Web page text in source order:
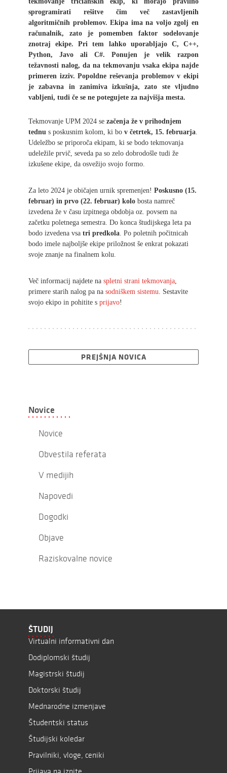
sprogramirati rešitve čim več zastavljenih
algoritmičnih problemov. Ekipa ima na voljo zgolj en
računalnik, zato je pomemben faktor sodelovanje
znotraj ekipe. Pri tem lahko uporabljajo C, C++,
Python, Javo ali C#. Ponujen je velik razpon
težavnosti nalog, da na tekmovanju vsaka ekipa najde
primeren izziv. Popoldne reševanja problemov v ekipi
je zabavna in zanimiva izkušnja, zato ste vljudno
vabljeni, tudi če se ne potegujete za najvišja mesta.
Tekmovanje UPM 2024 se začenja že v prihodnjem
tednu s poskusnim kolom, ki bo v četrtek, 15. februarja.
Udeležbo se priporoča ekipam, ki se bodo tekmovanja
udeležile prvič, seveda pa so zelo dobrodošle tudi že
izkušene ekipe, da osvežijo svojo formo.
Za leto 2024 je običajen urnik spremenjen! Poskusno (15.
februar) in prvo (22. februar) kolo bosta namreč
izvedena že v času izpitnega obdobja oz. povsem na
začetku poletnega semestra. Do konca študijskega leta pa
bodo izvedena vsa tri predkola. Po poletnih počitnicah
bodo imele najboljše ekipe priložnost še enkrat pokazati
svoje znanje na finalnem kolu.
Več informacij najdete na spletni strani tekmovanja,
primere starih nalog pa na sodniškem sistemu. Sestavite
svojo ekipo in pohitite s prijavo!
PREJŠNJA NOVICA
Novice
Novice
Obvestila referata
V medijih
Napovedi
Dogodki
Objave
Raziskovalne novice
ŠTUDIJ
Virtualni informativni dan
Dodiplomski študij
Magistrski študij
Doktorski študij
Mednarodne izmenjave
Študentski status
Študijski koledar
Pravilniki, vloge, ceniki